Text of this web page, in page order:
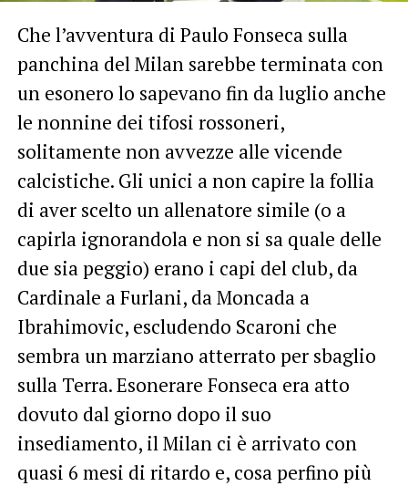
Che l’avventura di Paulo Fonseca sulla
panchina del Milan sarebbe terminata con
un esonero lo sapevano fin da luglio anche
le nonnine dei tifosi rossoneri,
solitamente non avvezze alle vicende
calcistiche. Gli unici a non capire la follia
di aver scelto un allenatore simile (o a
capirla ignorandola e non si sa quale delle
due sia peggio) erano i capi del club, da
Cardinale a Furlani, da Moncada a
Ibrahimovic, escludendo Scaroni che
sembra un marziano atterrato per sbaglio
sulla Terra. Esonerare Fonseca era atto
dovuto dal giorno dopo il suo
insediamento, il Milan ci è arrivato con
quasi 6 mesi di ritardo e, cosa perfino più